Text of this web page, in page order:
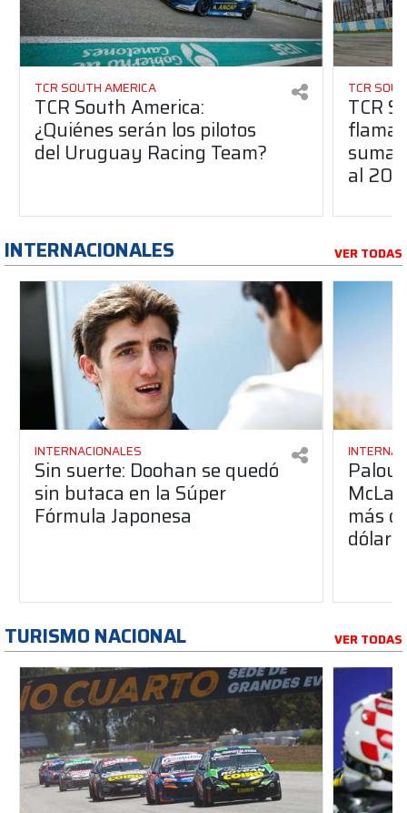
TCR SOUTH AMERICA
TCR South America:
¿Quiénes serán los pilotos
del Uruguay Racing Team?
TCR
TCR
suma
al
INTERNACIONALES VER TODAS
INTERNACIONALES
Sin suerte: Doohan se quedó
sin butaca en la Súper
Fórmula Japonesa
Palou
más
TURISMO NACIONAL VER TODAS